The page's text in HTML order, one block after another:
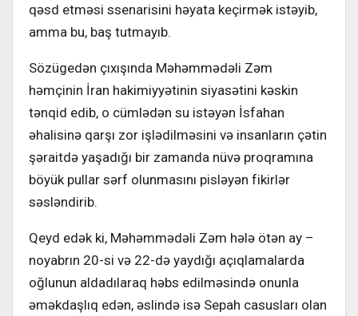
qəsd etməsi ssenarisini həyata keçirmək istəyib,
amma bu, baş tutmayıb.
Sözügedən çıxışında Məhəmmədəli Zəm
həmçinin İran hakimiyyətinin siyasətini kəskin
tənqid edib, o cümlədən su istəyən İsfahan
əhalisinə qarşı zor işlədilməsini və insanların çətin
şəraitdə yaşadığı bir zamanda nüvə proqramına
böyük pullar sərf olunmasını pisləyən fikirlər
səsləndirib.
Qeyd edək ki, Məhəmmədəli Zəm hələ ötən ay –
noyabrın 20-si və 22-də yaydığı açıqlamalarda
oğlunun aldadılaraq həbs edilməsində onunla
əməkdaşlıq edən, əslində isə Sepah casusları olan